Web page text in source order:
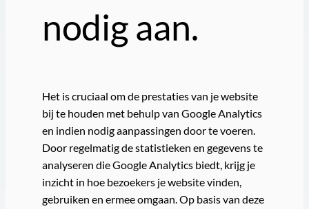
nodig aan.
Het is cruciaal om de prestaties van je website
bij te houden met behulp van Google Analytics
en indien nodig aanpassingen door te voeren.
Door regelmatig de statistieken en gegevens te
analyseren die Google Analytics biedt, krijg je
inzicht in hoe bezoekers je website vinden,
gebruiken en ermee omgaan. Op basis van deze